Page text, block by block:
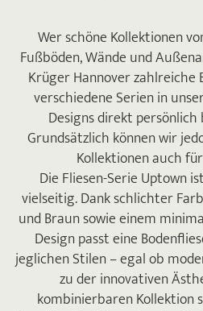
Wer schöne Kollektionen
Fußböden, Wände und
Krüger Hannover
verschiedene Serien in
Designs direkt
Grundsätzlich können wir
Kollektionen auch
Die Fliesen-Serie Uptown
vielseitig. Dank schlichter
und Braun sowie einem
Design passt eine
jeglichen Stilen – egal ob
zu der innovativen
kombinierbaren Kollektion